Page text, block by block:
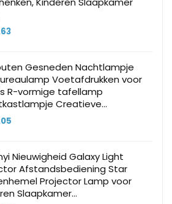
Gesneden Nachtlampje
Voetafdrukken voor
R-vormige tafellamp
Creatieve…
Nieuwigheid Galaxy Light
Afstandsbediening Star
Projector Lamp voor
Slaapkamer…